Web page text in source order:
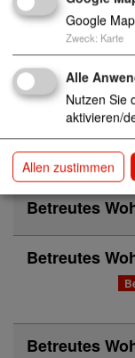
f" 08066
Betreutes
08060 Zwickau
Betreutes
Betreutes
Betreutes
Google
Zweck: Karte
Alle
Nutzen Sie
aktivieren/
Allen zustimmen